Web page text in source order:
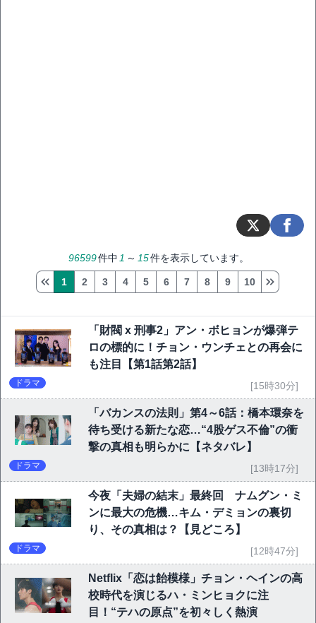
96599件中1 ～ 15件を表示しています。
1 2 3 4 5 6 7 8 9 10
「財閥 x 刑事2」アン・ボヒョンが爆弾テ
ロの標的に！チョン・ウンチェとの再会に
も注目【第1話第2話】
ドラマ [15時30分]
「バカンスの法則」第4～6話：橋本環奈を
待ち受ける新たな恋…“4股ゲス不倫”の衝
撃の真相も明らかに【ネタバレ】
ドラマ [13時17分]
今夜「夫婦の結末」最終回 ナムグン・ミ
ンに最大の危機…キム・デミョンの裏切
り、その真相は？【見どころ】
ドラマ [12時47分]
Netflix「恋は飴模様」チョン・ヘインの高
校時代を演じるハ・ミンヒョクに注
目！“テハの原点”を初々しく熱演